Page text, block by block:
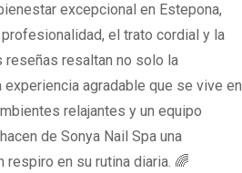
excepcional en Estepona,
el trato cordial y la
resaltan no solo la
agradable que se vive en
relajantes y un equipo
de Sonya Nail Spa una
respiro en su rutina diaria. 🌈